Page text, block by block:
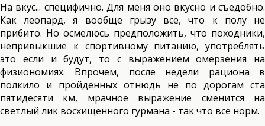
На вкус... специфично. Для меня оно вкусно и съедобно.
Как леопард, я вообще грызу все, что к полу не
прибито. Но осмелюсь предположить, что походники,
непривыкшие к спортивному питанию, употреблять
это если и будут, то с выражением омерзения на
физиономиях. Впрочем, после недели рациона в
полкило и пройденных отнюдь не по дорогам ста
пятидесяти км, мрачное выражение сменится на
светлый лик восхищенного гурмана - так что все норм.